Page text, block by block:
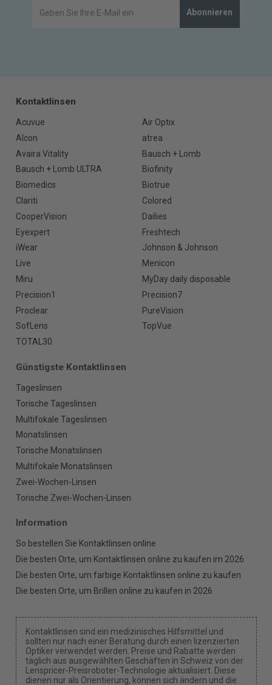
Abonnieren
Kontaktlinsen
Acuvue
Air Optix
Alcon
atrea
Avaira Vitality
Bausch + Lomb
Bausch + Lomb ULTRA
Biofinity
Biomedics
Biotrue
Clariti
Colored
CooperVision
Dailies
Eyexpert
Freshtech
iWear
Johnson & Johnson
Live
Menicon
Miru
MyDay daily disposable
Precision1
Precision7
Proclear
PureVision
SofLens
TopVue
TOTAL30
Günstigste Kontaktlinsen
Tageslinsen
Torische Tageslinsen
Multifokale Tageslinsen
Monatslinsen
Torische Monatslinsen
Multifokale Monatslinsen
Zwei-Wochen-Linsen
Torische Zwei-Wochen-Linsen
Information
So bestellen Sie Kontaktlinsen online
Die besten Orte, um Kontaktlinsen online zu kaufen im 2026
Die besten Orte, um farbige Kontaktlinsen online zu kaufen
Die besten Orte, um Brillen online zu kaufen in 2026
Kontaktlinsen sind ein medizinisches Hilfsmittel und
sollten nur nach einer Beratung durch einen lizenzierten
Optiker verwendet werden. Preise und Rabatte werden
täglich aus ausgewählten Geschäften in Schweiz von der
Lenspricer-Preisroboter-Technologie aktualisiert. Diese
dienen nur als Orientierung, können sich ändern und die